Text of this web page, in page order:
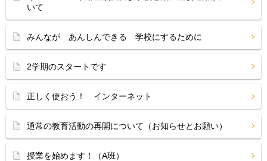
いて
みんなが あんしんできる 学校にするために
2学期のスタートです
正しく使おう！ インターネット
通常の教育活動の再開について（お知らせとお願い）
授業を始めます！（A班）